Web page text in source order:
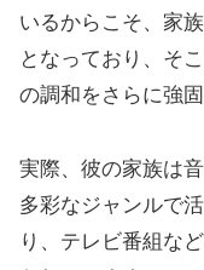
いるからこそ、家
となっており、そ
の調和をさらに強
実際、彼の家族は
多彩なジャンルで
り、テレビ番組な